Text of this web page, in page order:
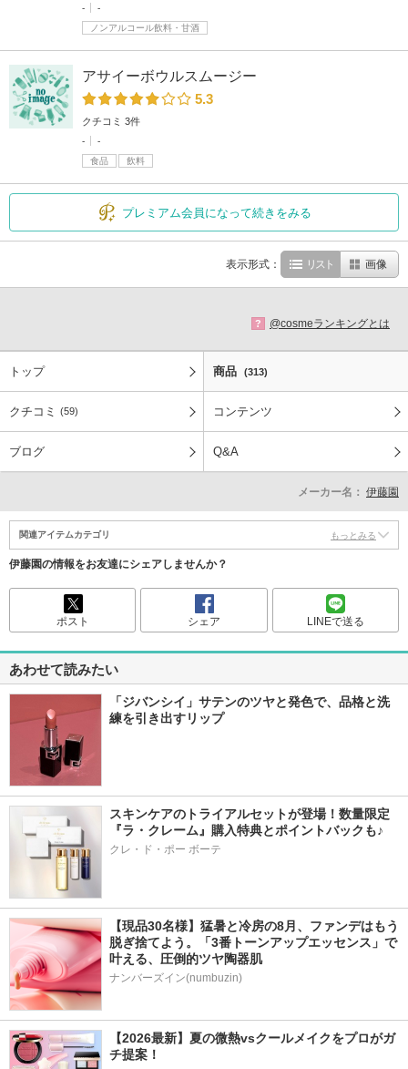
-
-
ノンアルコール飲料・甘酒
アサイーボウルスムージー
5.3
クチコミ 3件
-
-
食品
飲料
プレミアム会員になって続きをみる
表示形式： リスト 画像
? @cosmeランキングとは
トップ 商品 (313)
クチコミ (59) コンテンツ
ブログ Q&A
メーカー名： 伊藤園
関連アイテムカテゴリ もっとみる
伊藤園の情報をお友達にシェアしませんか？
ポスト シェア LINEで送る
あわせて読みたい
「ジバンシイ」サテンのツヤと発色で、品格と洗
練を引き出すリップ
スキンケアのトライアルセットが登場！数量限定
『ラ・クレーム』購入特典とポイントバックも♪
クレ・ド・ポー ボーテ
【現品30名様】猛暑と冷房の8月、ファンデはもう
脱ぎ捨てよう。「3番トーンアップエッセンス」で
叶える、圧倒的ツヤ陶器肌
ナンバーズイン(numbuzin)
【2026最新】夏の微熱vsクールメイクをプロがガ
チ提案！